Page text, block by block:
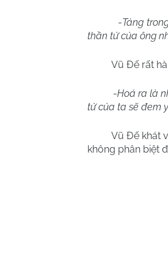
-Táng
thần tử của ông
Vũ Đế rất
-Hoá ra là
tử của ta sẽ đem
Vũ Đế khát
không phân biệt